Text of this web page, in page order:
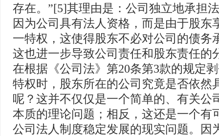
存在。”[5]其理由是：公司独立地承担
因为公司具有法人资格，而是由于股东
一特权，这使得股东不必对公司的债务
这也进一步导致公司责任和股东责任的
在根据《公司法》第20条第3款的规定
特权时，股东所在的公司究竟是否依然
呢？这并不仅仅是一个简单的、有关公
本质的理论问题；相反，这还是一个有
公司法人制度稳定发展的现实问题。因